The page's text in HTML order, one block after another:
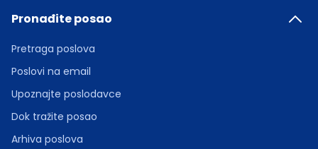
Pronađite posao
Pretraga poslova
Poslovi na email
Upoznajte poslodavce
Dok tražite posao
Arhiva poslova